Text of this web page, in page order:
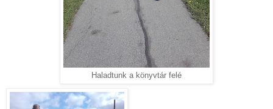
Haladtunk a könyvtár felé